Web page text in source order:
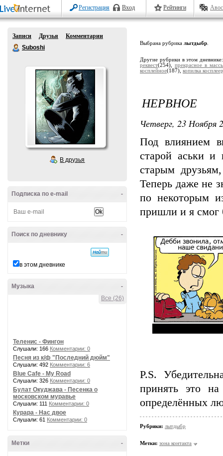
Регистрация Вход Рейтинги
Записи Друзья
Комментарии
Suboshi
В друзья
-
Подписка по e-mail
-
Поиск по дневнику
в этом дневнике
-
Музыка
Все (26)
Теленис - Фингон
Слушали: 166 Комментарии: 0
Песня из к/ф "Последний дюйм"
Слушали: 492 Комментарии: 6
Blue Cafe - My Road
Слушали: 326 Комментарии: 0
Булат Окуджава - Песенка о
московском муравье
Слушали: 111 Комментарии: 0
Курара - Нас двое
Слушали: 61 Комментарии: 0
-
Метки
Выбрана рубрика лытдыбр
Другие рубрики в этом
реквест(254),прекрасное в
косплейное(187), копилка
НЕРВНОЕ
Четверг, 23 Ноября
Под влиянием
старой аськи и
старым
Теперь даже не
по некоторым
пришли и я смог
P.S.
принять это
определённых
Рубрики: лытдыбр
Метки: зона контакта